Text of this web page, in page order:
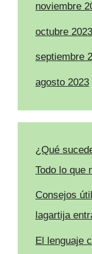
noviembre
octubre 2023
septiembre
agosto 2023
¿Qué
Todo lo que
Consejos
lagartija
El lenguaje